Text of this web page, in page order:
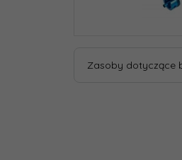
Zasoby dotyczące